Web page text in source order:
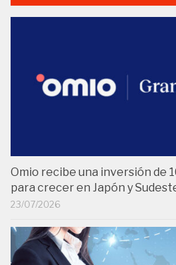
Omio recibe una inversión de
para crecer en Japón y
23/07/2026